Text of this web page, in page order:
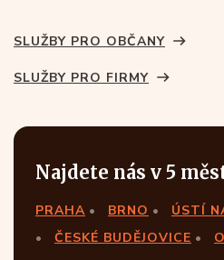
SLUŽBY PRO OBČANY
SLUŽBY PRO FIRMY
Najdete nás v 5
PRAHA BRNO
ÚSTÍ
ČESKÉ BUDĚJOVICE